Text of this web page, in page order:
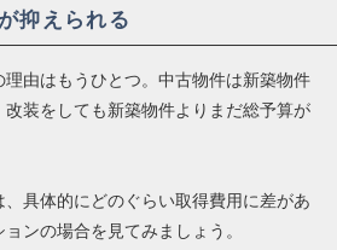
抑えられる
理由はもうひとつ。中古物件は新築物件
改装をしても新築物件よりまだ総予算が
具体的にどのぐらい取得費用に差があ
ンの場合を見てみましょう。